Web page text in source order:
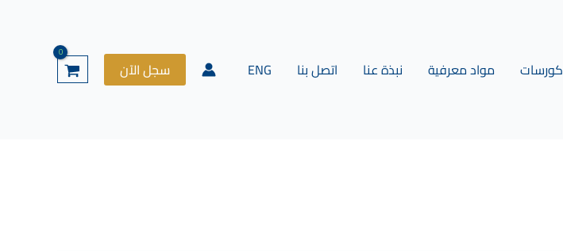
كورسات مواد معرفية نبذة عنا اتصل بنا ENG سجل الآن